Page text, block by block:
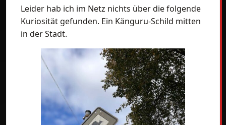
Leider hab ich im Netz nichts über die folgende
Kuriosität gefunden. Ein Känguru-Schild mitten
in der Stadt.